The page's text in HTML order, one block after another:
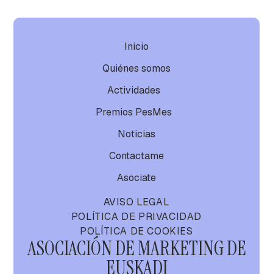
Inicio
Quiénes somos
Actividades
Premios PesMes
Noticias
Contactame
Asociate
AVISO LEGAL
POLÍTICA DE PRIVACIDAD
POLÍTICA DE COOKIES
ASOCIACIÓN DE MARKETING DE
EUSKADI